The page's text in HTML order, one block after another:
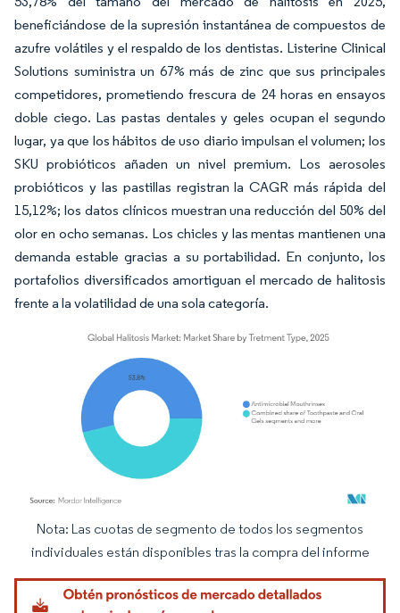
beneficiándose de la supresión instantánea de compuestos de
azufre volátiles y el respaldo de los dentistas. Listerine Clinical
Solutions suministra un 67% más de zinc que sus principales
competidores, prometiendo frescura de 24 horas en ensayos
doble ciego. Las pastas dentales y geles ocupan el segundo
lugar, ya que los hábitos de uso diario impulsan el volumen; los
SKU probióticos añaden un nivel premium. Los aerosoles
probióticos y las pastillas registran la CAGR más rápida del
15,12%; los datos clínicos muestran una reducción del 50% del
olor en ocho semanas. Los chicles y las mentas mantienen una
demanda estable gracias a su portabilidad. En conjunto, los
portafolios diversificados amortiguan el mercado de halitosis
frente a la volatilidad de una sola categoría.
Imagen © Mordor Intelligence. El uso requiere atribución según CC BY 4.0.
Nota: Las cuotas de segmento de todos los segmentos
individuales están disponibles tras la compra del informe